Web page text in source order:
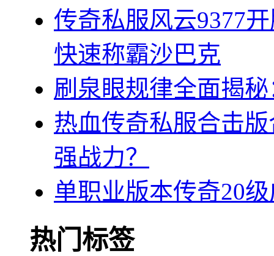
传奇私服风云9377
快速称霸沙巴克
刷泉眼规律全面揭
热血传奇私服合击
强战力？
单职业版本传奇20
热门标签